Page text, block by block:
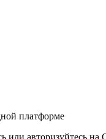
платформе
или авторизуйтесь на